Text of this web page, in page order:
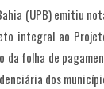
(UPB) emitiu
integral ao
da folha de
dos